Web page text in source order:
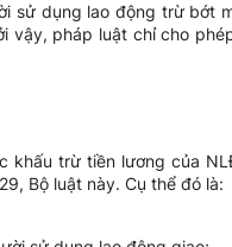
sử dụng lao động trừ bớt
vậy, pháp luật chỉ cho
khấu trừ tiền lương của
Bộ luật này. Cụ thể đó là: